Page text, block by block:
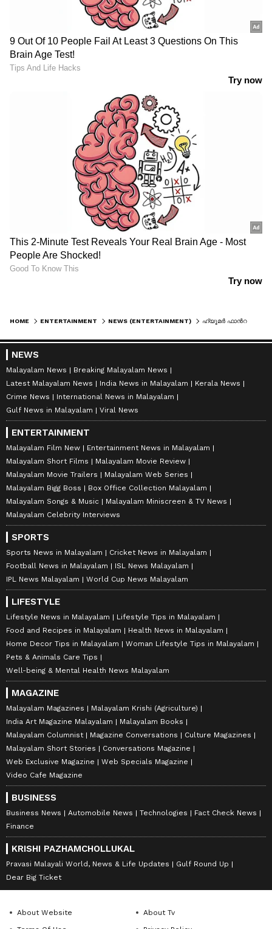
HOME ENTERTAINMENT NEWS (ENTERTAINMENT)
NEWS
Malayalam News
Breaking Malayalam News
Latest Malayalam News
India News in Malayalam
Kerala News
Crime News
International News in Malayalam
Gulf News in Malayalam
Viral News
ENTERTAINMENT
Malayalam Film New
Entertainment News in Malayalam
Malayalam Short Films
Malayalam Movie Review
Malayalam Movie Trailers
Malayalam Web Series
Malayalam Bigg Boss
Box Office Collection Malayalam
Malayalam Songs & Music
Malayalam Miniscreen & TV News
Malayalam Celebrity Interviews
SPORTS
Sports News in Malayalam
Cricket News in Malayalam
Football News in Malayalam
ISL News Malayalam
IPL News Malayalam
World Cup News Malayalam
LIFESTYLE
Lifestyle News in Malayalam
Lifestyle Tips in Malayalam
Food and Recipes in Malayalam
Health News in Malayalam
Home Decor Tips in Malayalam
Woman Lifestyle Tips in Malayalam
Pets & Animals Care Tips
Well-being & Mental Health News Malayalam
MAGAZINE
Malayalam Magazines
Malayalam Krishi (Agriculture)
India Art Magazine Malayalam
Malayalam Books
Malayalam Columnist
Magazine Conversations
Culture Magazines
Malayalam Short Stories
Conversations Magazine
Web Exclusive Magazine
Web Specials Magazine
Video Cafe Magazine
BUSINESS
Business News Automobile News Technologies
Fact Check News
Finance
KRISHI PAZHAMCHOLLUKAL
Pravasi Malayali World, News & Life Updates
Gulf Round Up
Dear Big Ticket
About Website
About Tv